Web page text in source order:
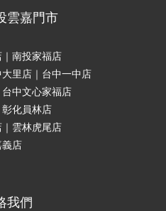
雲嘉門市
南投家福店
里店｜台中一中店
中文心家福店
化員林店
雲林虎尾店
義店
我們